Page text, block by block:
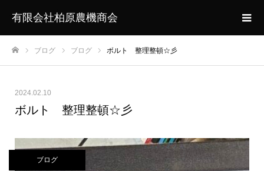
有限会社柏原農機商会
ブログ ブログ ボルト 整理整頓☆彡
2024.02.10
ボルト 整理整頓☆彡
ブログ